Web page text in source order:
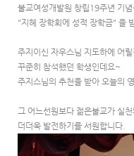
불교여성개발원 창립19주년 기념
"지혜 장학회에 성적 장학금" 을
주지이신 자우스님 지도하에 어
꾸준히 참석했던 학생인데요~
주지스님의 추천을 받아 오늘의
그 어느선원보다 젊은불교가 실
더더욱 발전하기를 서원합니다.